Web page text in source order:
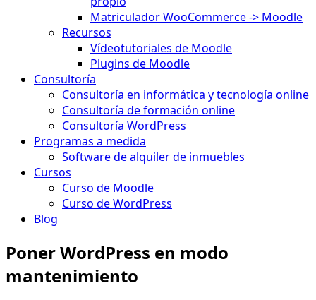
Matriculador WooCommerce -> Moodle
Recursos
Vídeotutoriales de Moodle
Plugins de Moodle
Consultoría
Consultoría en informática y tecnología online
Consultoría de formación online
Consultoría WordPress
Programas a medida
Software de alquiler de inmuebles
Cursos
Curso de Moodle
Curso de WordPress
Blog
Poner WordPress en modo
mantenimiento